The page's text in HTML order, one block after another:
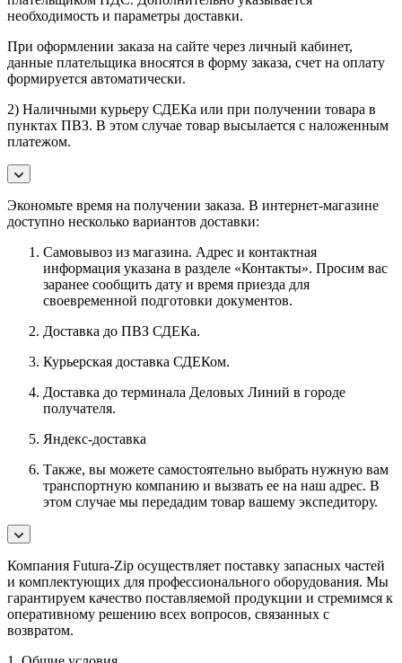
необходимость и параметры доставки.
При оформлении заказа на сайте через личный кабинет,
данные плательщика вносятся в форму заказа, счет на оплату
формируется автоматически.
2) Наличными курьеру СДЕКа или при получении товара в
пунктах ПВЗ. В этом случае товар высылается с наложенным
платежом.
Экономьте время на получении заказа. В интернет-магазине
доступно несколько вариантов доставки:
Самовывоз из магазина. Адрес и контактная
информация указана в разделе «Контакты». Просим вас
заранее сообщить дату и время приезда для
своевременной подготовки документов.
Доставка до ПВЗ СДЕКа.
Курьерская доставка СДЕКом.
Доставка до терминала Деловых Линий в городе
получателя.
Яндекс-доставка
Также, вы можете самостоятельно выбрать нужную вам
транспортную компанию и вызвать ее на наш адрес. В
этом случае мы передадим товар вашему экспедитору.
Компания Futura-Zip осуществляет поставку запасных частей
и комплектующих для профессионального оборудования. Мы
гарантируем качество поставляемой продукции и стремимся к
оперативному решению всех вопросов, связанных с
возвратом.